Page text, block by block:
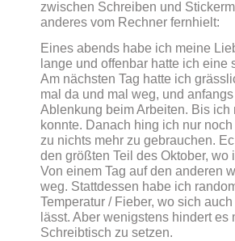
zwischen Schreiben und
anderes vom Rechner fernhielt:
Eines abends habe ich meine
lange und offenbar hatte ich
Am nächsten Tag hatte ich
mal da und mal weg, und
Ablenkung beim Arbeiten. Bis
konnte. Danach hing ich nur
zu nichts mehr zu gebrauchen.
den größten Teil des Oktober,
Von einem Tag auf den anderen
weg. Stattdessen habe ich
Temperatur / Fieber, wo sich
lässt. Aber wenigstens hindert
Schreibtisch zu setzen.